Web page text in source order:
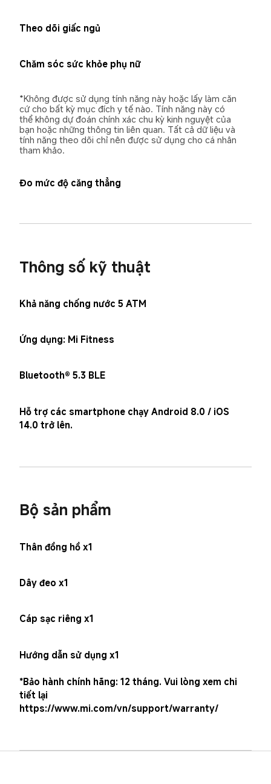
Theo dõi giấc ngủ
Chăm sóc sức khỏe phụ nữ
*Không được sử dụng tính năng này hoặc lấy làm căn
cứ cho bất kỳ mục đích y tế nào. Tính năng này có
thể không dự đoán chính xác chu kỳ kinh nguyệt của
bạn hoặc những thông tin liên quan. Tất cả dữ liệu và
tính năng theo dõi chỉ nên được sử dụng cho cá nhân
tham khảo.
Đo mức độ căng thẳng
Thông số kỹ thuật
Khả năng chống nước 5 ATM
Ứng dụng: Mi Fitness
Bluetooth® 5.3 BLE
Hỗ trợ các smartphone chạy Android 8.0 / iOS
14.0 trở lên.
Bộ sản phẩm
Thân đồng hồ x1
Dây đeo x1
Cáp sạc riêng x1
Hướng dẫn sử dụng x1
*Bảo hành chính hãng: 12 tháng. Vui lòng xem chi
tiết lại
https://www.mi.com/vn/support/warranty/